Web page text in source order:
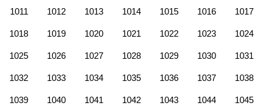
1011 1012 1013 1014 1015 1016 1017
1018 1019 1020 1021 1022 1023 1024
1025 1026 1027 1028 1029 1030 1031
1032 1033 1034 1035 1036 1037 1038
1039 1040 1041 1042 1043 1044 1045